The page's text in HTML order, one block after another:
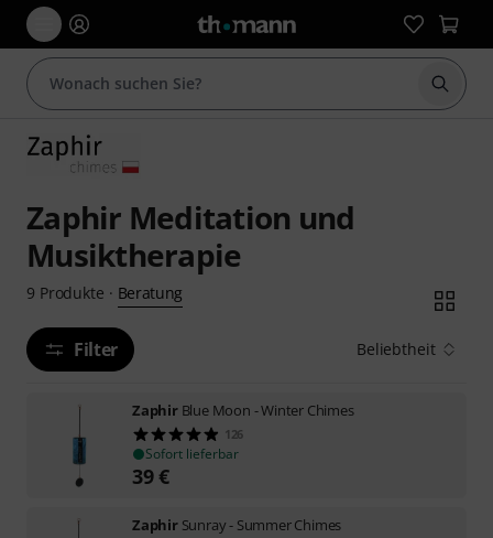
Suche
Zaphir Meditation und
Musiktherapie
9 Produkte · Beratung
Filter Beliebtheit
Zaphir Blue Moon - Winter Chimes
126
Sofort lieferbar
39€
Zaphir Sunray - Summer Chimes